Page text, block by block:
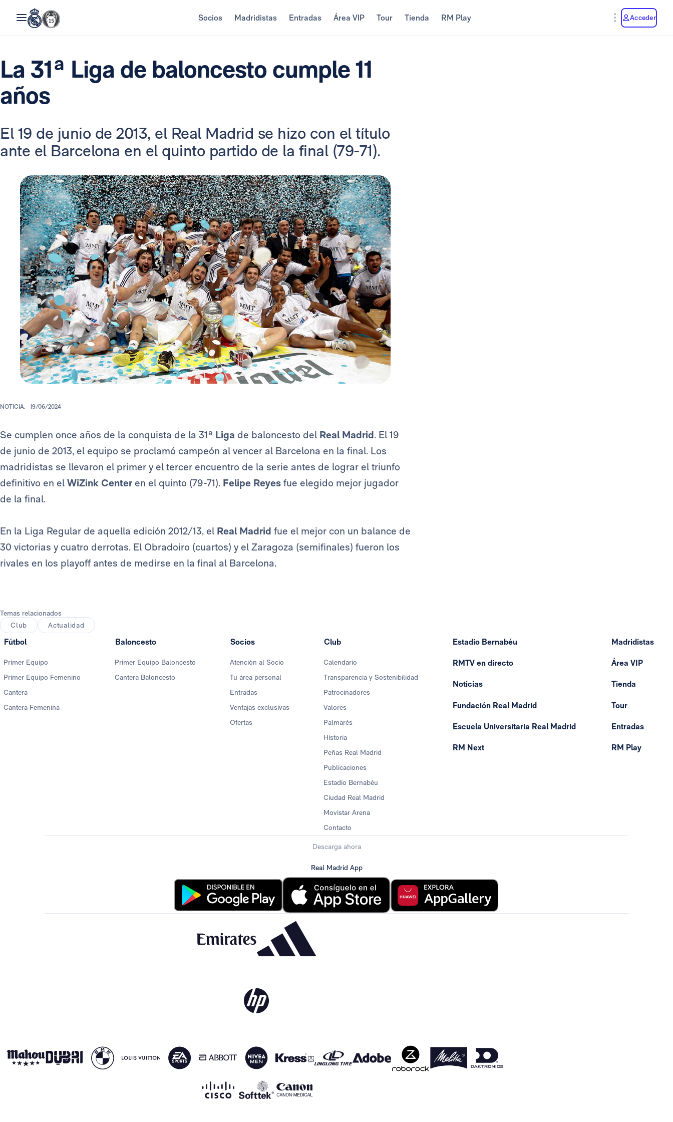
Socios Madridistas Entradas Área VIP Tour Tienda RM Play Acceder
La 31ª Liga de baloncesto cumple 11
años
El 19 de junio de 2013, el Real Madrid se hizo con el título
ante el Barcelona en el quinto partido de la final (79-71).
NOTICIA. 19/06/2024
Se cumplen once años de la conquista de la 31ª Liga de baloncesto del Real Madrid. El 19
de junio de 2013, el equipo se proclamó campeón al vencer al Barcelona en la final. Los
madridistas se llevaron el primer y el tercer encuentro de la serie antes de lograr el triunfo
definitivo en el WiZink Center en el quinto (79-71). Felipe Reyes fue elegido mejor jugador
de la final.
En la Liga Regular de aquella edición 2012/13, el Real Madrid fue el mejor con un balance de
30 victorias y cuatro derrotas. El Obradoiro (cuartos) y el Zaragoza (semifinales) fueron los
rivales en los playoff antes de medirse en la final al Barcelona.
Temas relacionados
Club
Actualidad
Fútbol
Primer Equipo
Primer Equipo Femenino
Cantera
Cantera Femenina
Baloncesto
Primer Equipo Baloncesto
Cantera Baloncesto
Socios
Atención al Socio
Tu área personal
Entradas
Ventajas exclusivas
Ofertas
Club
Calendario
Transparencia y Sostenibilidad
Patrocinadores
Valores
Palmarés
Historia
Peñas Real Madrid
Publicaciones
Estadio Bernabéu
Ciudad Real Madrid
Movistar Arena
Contacto
Estadio Bernabéu
RMTV en directo
Noticias
Fundación Real Madrid
Escuela Universitaria Real Madrid
RM Next
Madridistas
Área VIP
Tienda
Tour
Entradas
RM Play
Descarga ahora
Real Madrid App